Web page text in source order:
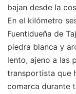
bajan desde la
En el kilómetro
Fuentidueña de
piedra blanca y
lento, ajeno a las
transportista que
comarca durante